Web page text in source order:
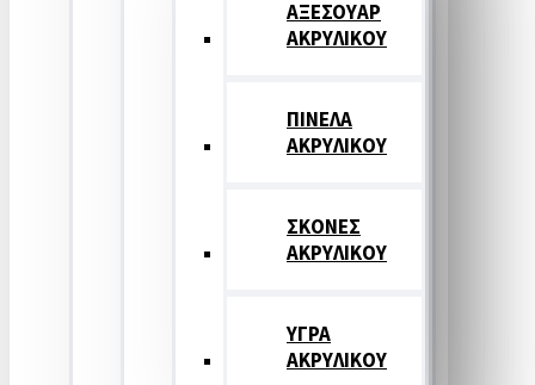
ΑΞΕΣΟΥΑΡ
ΑΚΡΥΛΙΚΟΥ
ΠΙΝΕΛΑ
ΑΚΡΥΛΙΚΟΥ
ΣΚΟΝΕΣ
ΑΚΡΥΛΙΚΟΥ
ΥΓΡΑ
ΑΚΡΥΛΙΚΟΥ